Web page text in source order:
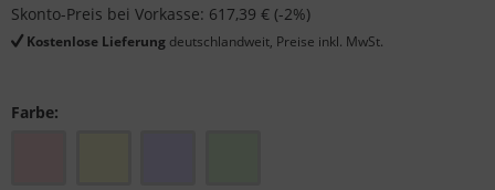
Skonto-Preis bei Vorkasse: 617,39 € (-2%)
Kostenlose Lieferung deutschlandweit, Preise inkl. MwSt.
Farbe: